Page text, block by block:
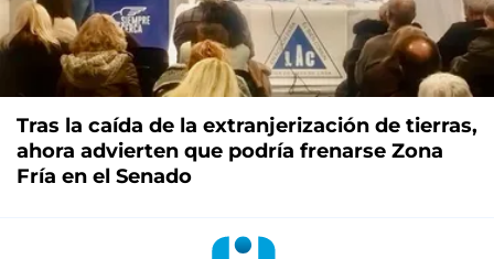
Tras la caída de la extranjerización de tierras,
ahora advierten que podría frenarse Zona
Fría en el Senado